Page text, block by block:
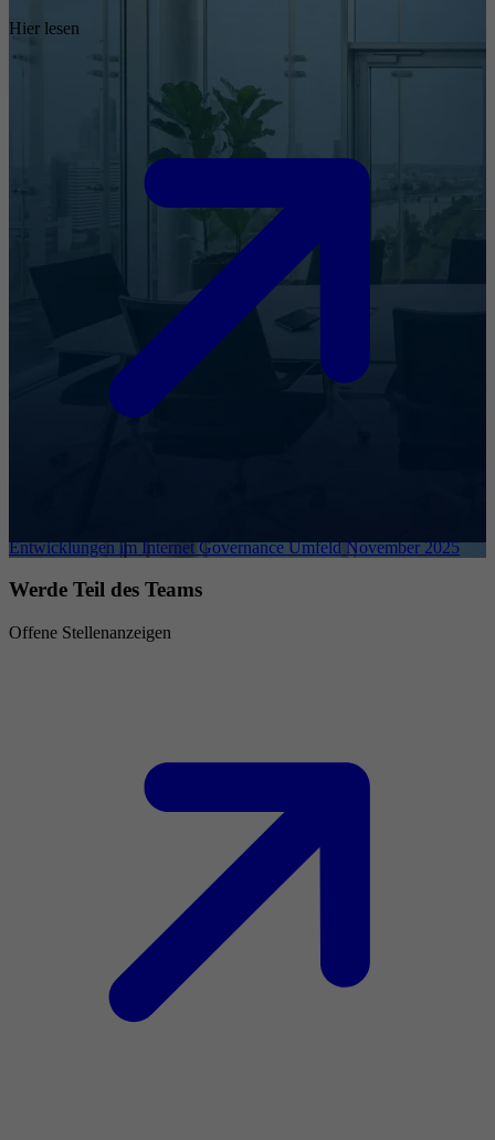
Hier lesen
Entwicklungen im Internet Governance Umfeld November 2025
Werde Teil des Teams
Offene Stellenanzeigen